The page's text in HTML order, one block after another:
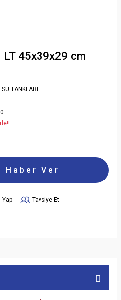
LT 45x39x29 cm
SU TANKLARI
Haber Ver
Yap
Tavsiye Et